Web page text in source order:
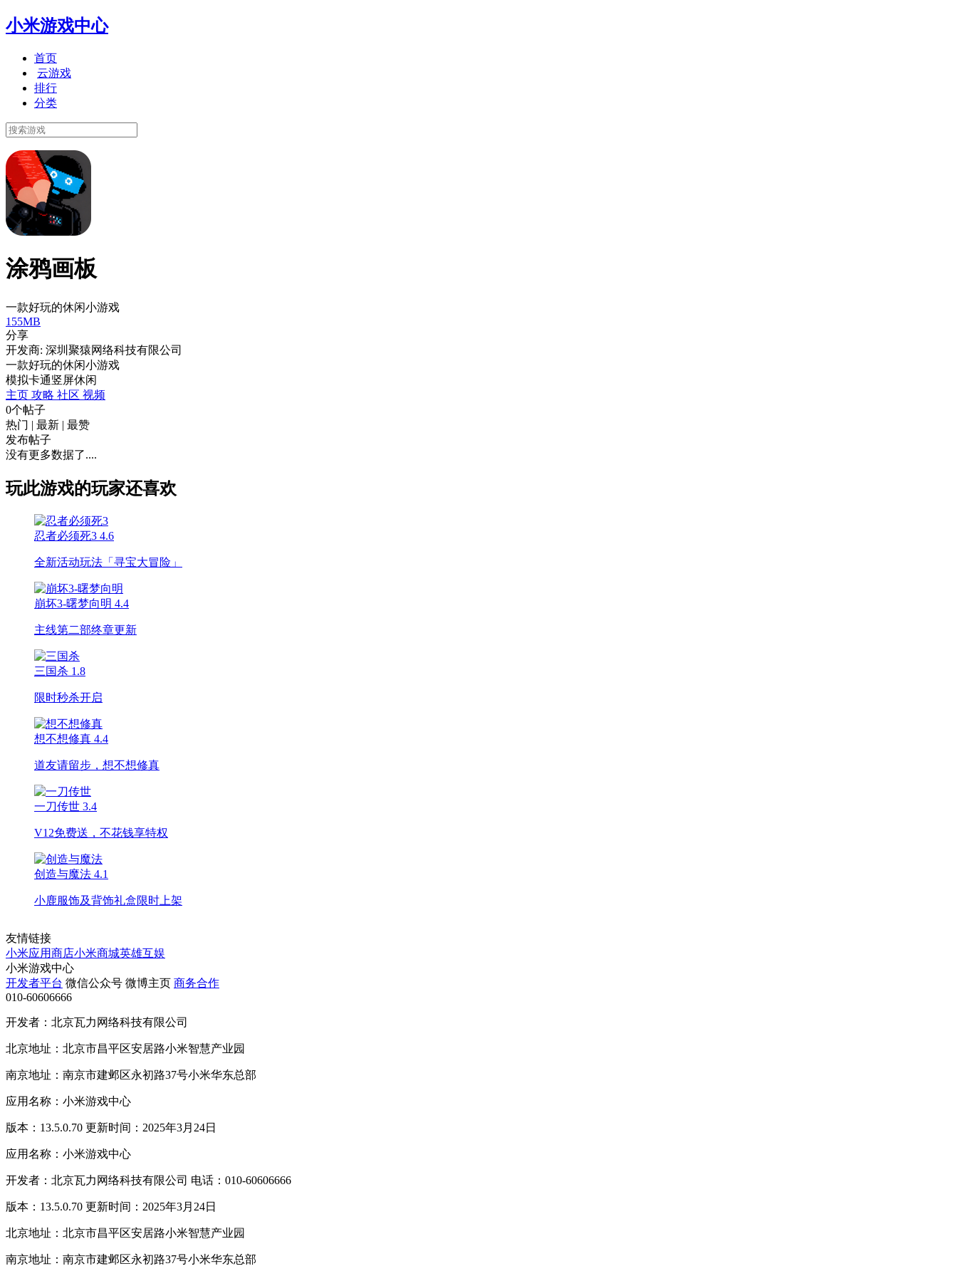
小米游戏中心
首页
云游戏
排行
分类
涂鸦画板
一款好玩的休闲小游戏
155MB
分享
开发商: 深圳聚猿网络科技有限公司
一款好玩的休闲小游戏
模拟卡通竖屏休闲
主页 攻略 社区 视频
0个帖子
热门 | 最新 | 最赞
发布帖子
没有更多数据了....
玩此游戏的玩家还喜欢
忍者必须死3 4.6
全新活动玩法「寻宝大冒险」
崩坏3-曙梦向明 4.4
主线第二部终章更新
三国杀 1.8
限时秒杀开启
想不想修真 4.4
道友请留步，想不想修真
一刀传世 3.4
V12免费送，不花钱享特权
创造与魔法 4.1
小鹿服饰及背饰礼盒限时上架
友情链接
小米应用商店小米商城英雄互娱
小米游戏中心
开发者平台 微信公众号 微博主页 商务合作
010-60606666
开发者：北京瓦力网络科技有限公司
北京地址：北京市昌平区安居路小米智慧产业园
南京地址：南京市建邺区永初路37号小米华东总部
应用名称：小米游戏中心
版本：13.5.0.70 更新时间：2025年3月24日
应用名称：小米游戏中心
开发者：北京瓦力网络科技有限公司 电话：010-60606666
版本：13.5.0.70 更新时间：2025年3月24日
北京地址：北京市昌平区安居路小米智慧产业园
南京地址：南京市建邺区永初路37号小米华东总部